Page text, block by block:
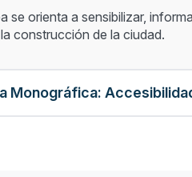
se orienta a sensibilizar,
construcción de la ciudad.
Monográfica: